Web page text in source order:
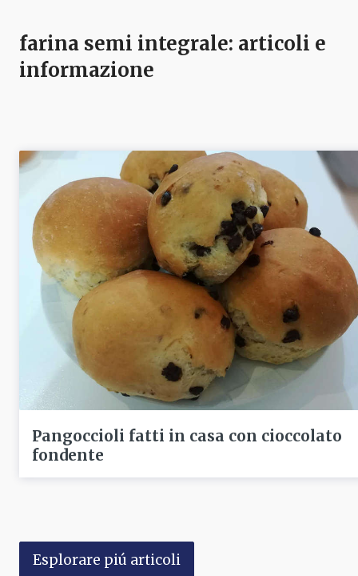
farina semi integrale: articoli e
informazione
Pangoccioli fatti in casa con cioccolato
fondente
Esplorare piú articoli